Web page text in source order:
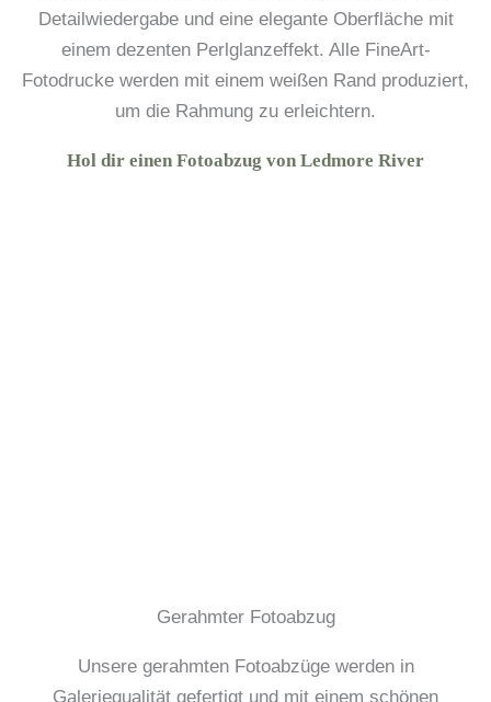
Detailwiedergabe und eine elegante Oberfläche mit
einem dezenten Perlglanzeffekt. Alle FineArt-
Fotodrucke werden mit einem weißen Rand produziert,
um die Rahmung zu erleichtern.
Hol dir einen Fotoabzug von Ledmore River
Gerahmter Fotoabzug
Unsere gerahmten Fotoabzüge werden in
Galeriequalität gefertigt und mit einem schönen